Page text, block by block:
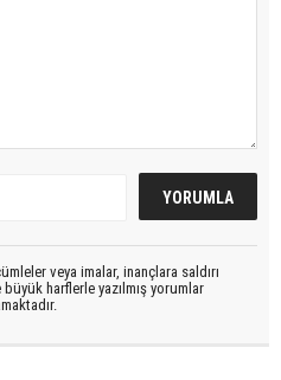
veya imalar, inançlara saldırı
harflerle yazılmış yorumlar